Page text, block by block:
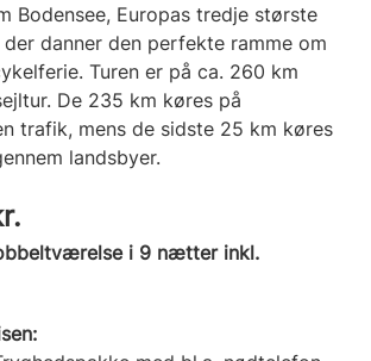
Bodensee, Europas tredje største
danner den perfekte ramme om
Turen er på ca. 260 km
De 235 km køres på
trafik, mens de sidste 25 km køres
landsbyer.
i 9 nætter inkl.